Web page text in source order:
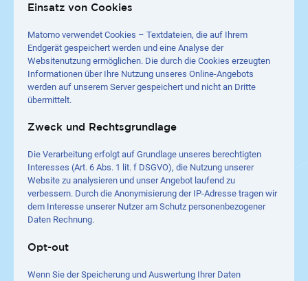
Einsatz von Cookies
Matomo verwendet Cookies – Textdateien, die auf Ihrem
Endgerät gespeichert werden und eine Analyse der
Websitenutzung ermöglichen. Die durch die Cookies erzeugten
Informationen über Ihre Nutzung unseres Online-Angebots
werden auf unserem Server gespeichert und nicht an Dritte
übermittelt.
Zweck und Rechtsgrundlage
Die Verarbeitung erfolgt auf Grundlage unseres berechtigten
Interesses (Art. 6 Abs. 1 lit. f DSGVO), die Nutzung unserer
Website zu analysieren und unser Angebot laufend zu
verbessern. Durch die Anonymisierung der IP-Adresse tragen wir
dem Interesse unserer Nutzer am Schutz personenbezogener
Daten Rechnung.
Opt-out
Wenn Sie der Speicherung und Auswertung Ihrer Daten